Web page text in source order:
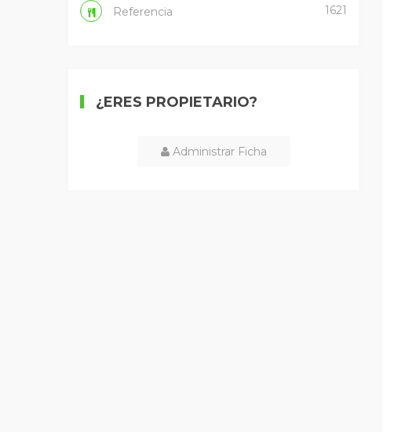
Referencia 1621
¿ERES PROPIETARIO?
Administrar Ficha